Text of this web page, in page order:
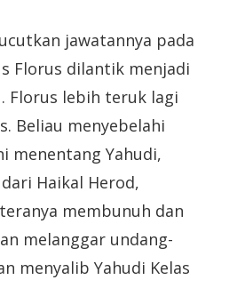
jawatannya pada
Florus dilantik menjadi
Florus lebih teruk lagi
Beliau menyebelahi
menentang Yahudi,
Haikal Herod,
membunuh dan
melanggar undang-
menyalib Yahudi Kelas